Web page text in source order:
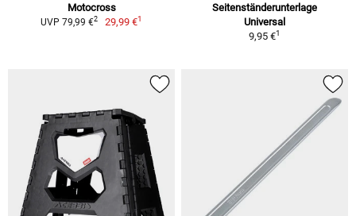
Motocross
UVP 79,99 €2 29,99 €1
Seitenständerunterlage
Universal
9,95 €1